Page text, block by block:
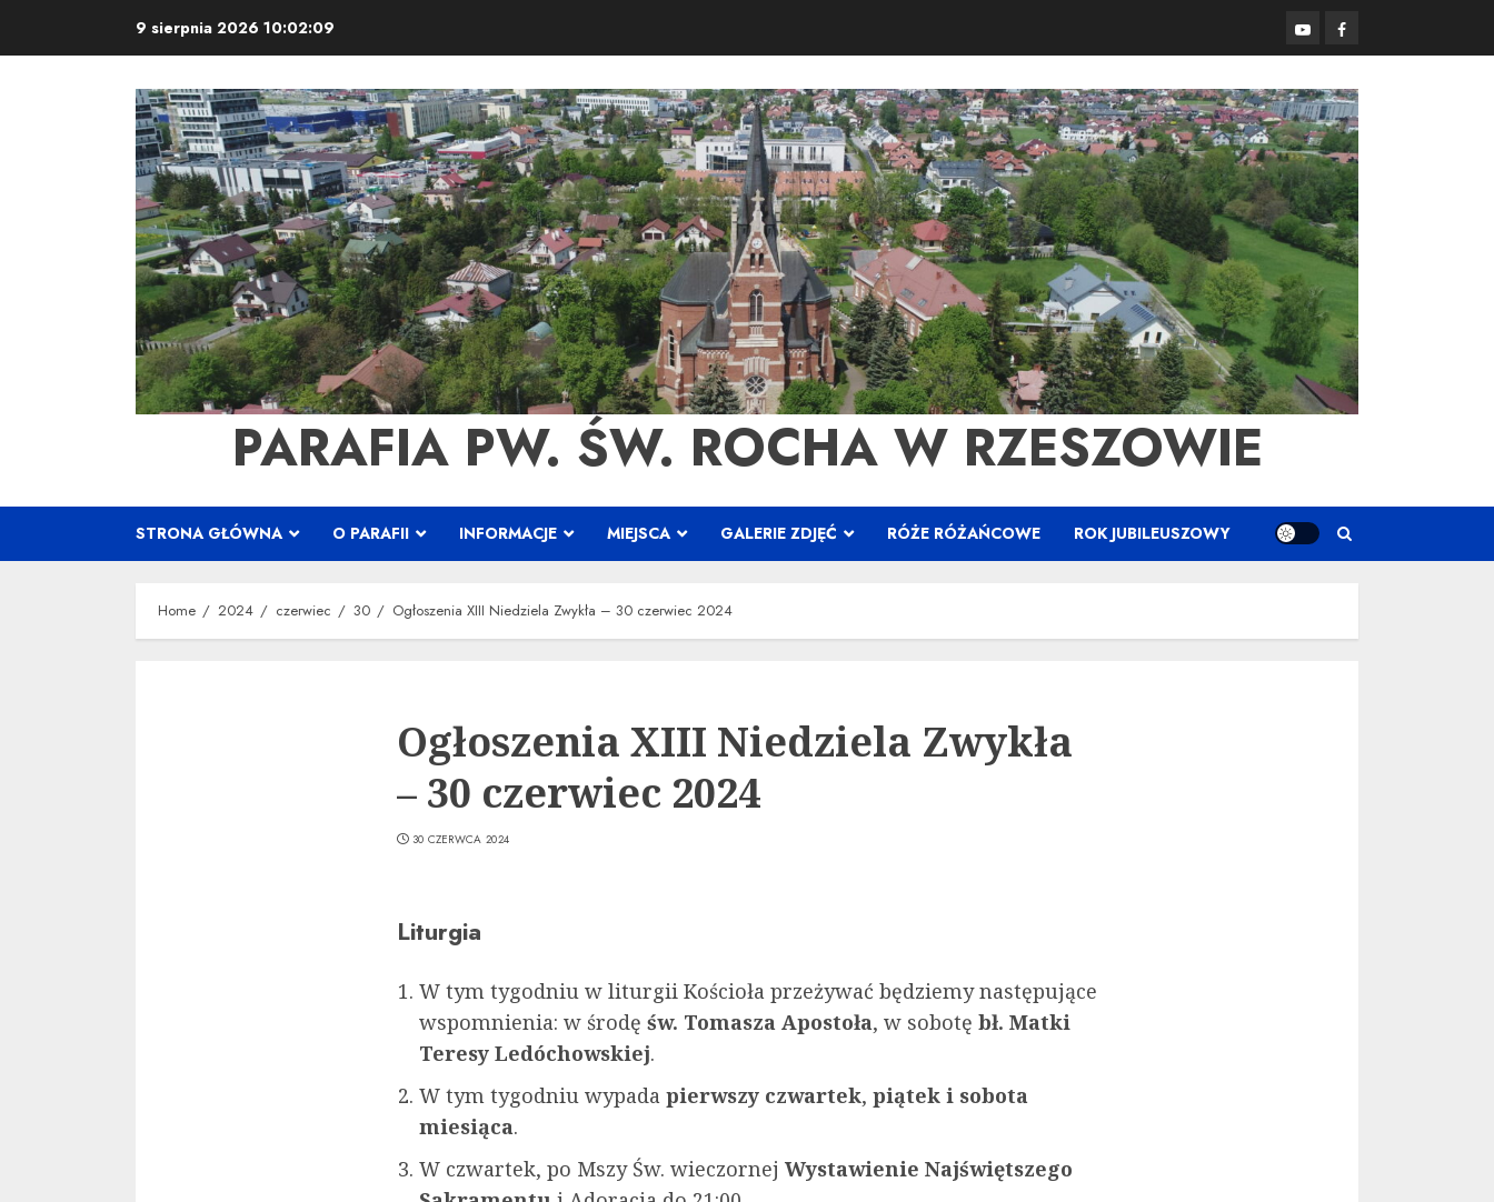
9 sierpnia 2026 10:02:10 YouTubeFacebook
PARAFIA PW. ŚW. ROCHA W RZESZOWIE
STRONA GŁÓWNA O PARAFII INFORMACJE MIEJSCA GALERIE ZDJĘĆ RÓŻE RÓŻAŃCOWE ROK JUBILEUSZOWY
Home 2024 czerwiec 30 Ogłoszenia XIII Niedziela Zwykła – 30 czerwiec 2024
Ogłoszenia XIII Niedziela Zwykła
– 30 czerwiec 2024
30 CZERWCA 2024
Liturgia
W tym tygodniu w liturgii Kościoła przeżywać będziemy następujące
wspomnienia: w środę św. Tomasza Apostoła, w sobotę bł. Matki
Teresy Ledóchowskiej.
W tym tygodniu wypada pierwszy czwartek, piątek i sobota
miesiąca.
W czwartek, po Mszy Św. wieczornej Wystawienie Najświętszego